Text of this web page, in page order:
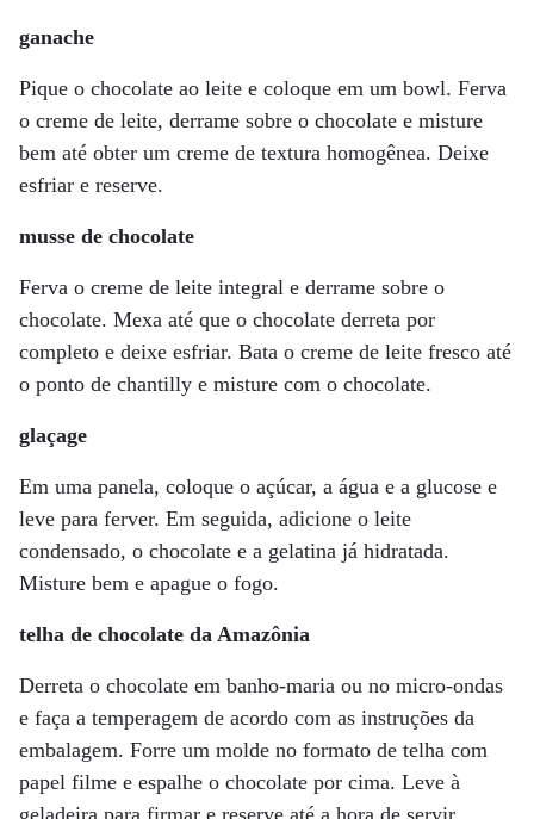
ganache
Pique o chocolate ao leite e coloque em um bowl. Ferva
o creme de leite, derrame sobre o chocolate e misture
bem até obter um creme de textura homogênea. Deixe
esfriar e reserve.
musse de chocolate
Ferva o creme de leite integral e derrame sobre o
chocolate. Mexa até que o chocolate derreta por
completo e deixe esfriar. Bata o creme de leite fresco até
o ponto de chantilly e misture com o chocolate.
glaçage
Em uma panela, coloque o açúcar, a água e a glucose e
leve para ferver. Em seguida, adicione o leite
condensado, o chocolate e a gelatina já hidratada.
Misture bem e apague o fogo.
telha de chocolate da Amazônia
Derreta o chocolate em banho-maria ou no micro-ondas
e faça a temperagem de acordo com as instruções da
embalagem. Forre um molde no formato de telha com
papel filme e espalhe o chocolate por cima. Leve à